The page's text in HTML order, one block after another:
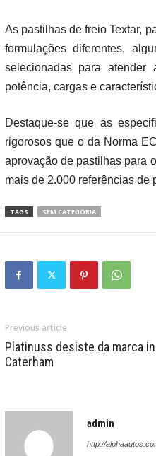
As pastilhas de freio Textar,
formulações diferentes,
selecionadas para atender
potência, cargas e
Destaque-se que as
rigorosos que o da Norma
aprovação de pastilhas para
mais de 2.000 referências de
TAGS SEM CATEGORIA
Previous article
Platinuss desiste da marca
Caterham
admin
http://